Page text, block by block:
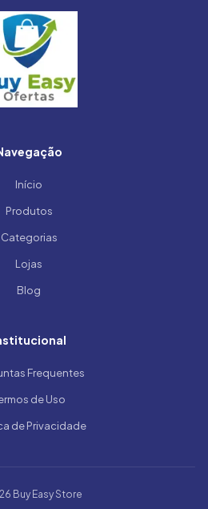
Início
Produtos
Categorias
Lojas
Blog
Frequentes
de Uso
de Privacidade
Buy Easy Store